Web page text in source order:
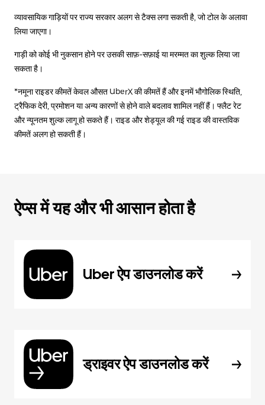
व्यावसायिक गाड़ियों पर राज्य सरकार अलग से टैक्स लगा सकती है, जो टोल के अलावा
लिया जाएगा।
गाड़ी को कोई भी नुकसान होने पर उसकी साफ़-सफ़ाई या मरम्मत का शुल्क लिया जा
सकता है।
*नमूना राइडर कीमतें केवल औसत UberX की कीमतें हैं और इनमें भौगोलिक स्थिति,
ट्रैफिक देरी, प्रमोशन या अन्य कारणों से होने वाले बदलाव शामिल नहीं हैं। फ्लैट रेट
और न्यूनतम शुल्क लागू हो सकते हैं। राइड और शेड्यूल की गई राइड की वास्तविक
कीमतें अलग हो सकती हैं।
ऐप्स में यह और भी आसान होता है
Uber ऐप डाउनलोड करें
ड्राइवर ऐप डाउनलोड करें